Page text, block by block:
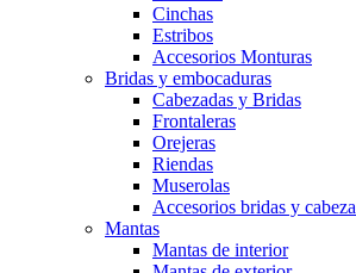
Cinchas
Estribos
Accesorios Monturas
Bridas y embocaduras
Cabezadas y Bridas
Frontaleras
Orejeras
Riendas
Muserolas
Accesorios bridas y
Mantas
Mantas de interior